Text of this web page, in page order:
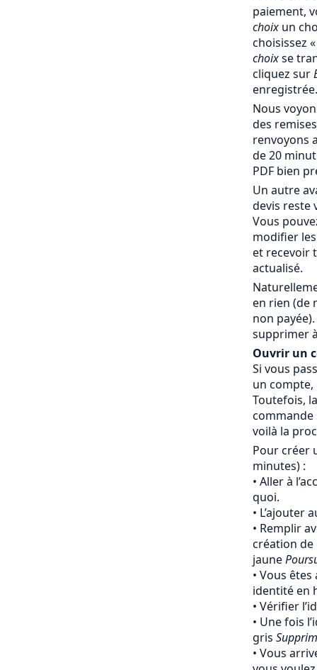
paiement,
choix un
choisissez
choixse
cliquez sur
enregistrée.
Nous
des
renvoyons
de 20
PDF bien
Un autre
devis reste
Vous
modifier
et recevoir
actualisé.
en rien (de
non
supprimer
Ouvrir un
Si vous
un compte,
Toutefois,
commande
voilà la
Pour créer
minutes) :
Aller à
quoi.
L’ajouter
Remplir
création
jaune
Vous êtes
identité en
Vérifier
Une fois
gris
Vous